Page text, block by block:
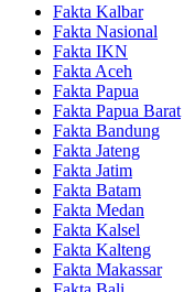
Fakta Kalbar
Fakta Nasional
Fakta IKN
Fakta Aceh
Fakta Papua
Fakta Papua Barat
Fakta Bandung
Fakta Jateng
Fakta Jatim
Fakta Batam
Fakta Medan
Fakta Kalsel
Fakta Kalteng
Fakta Makassar